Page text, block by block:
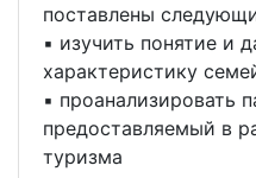
поставлены
▪ изучить понятие и
характеристику
▪ проанализировать
предоставляемый в
туризма